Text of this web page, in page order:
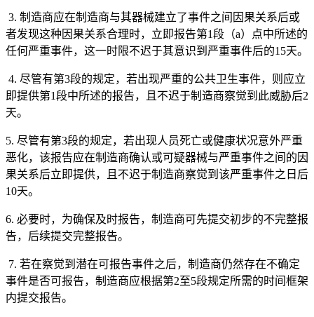
3. 制造商应在制造商与其器械建立了事件之间因果关系后或
者发现这种因果关系合理时，立即报告第1段（a）点中所述的
任何严重事件，这一时限不迟于其意识到严重事件后的15天。
4. 尽管有第3段的规定，若出现严重的公共卫生事件，则应立
即提供第1段中所述的报告，且不迟于制造商察觉到此威胁后2
天。
5. 尽管有第3段的规定，若出现人员死亡或健康状况意外严重
恶化，该报告应在制造商确认或可疑器械与严重事件之间的因
果关系后立即提供，且不迟于制造商察觉到该严重事件之日后
10天。
6. 必要时，为确保及时报告，制造商可先提交初步的不完整报
告，后续提交完整报告。
7. 若在察觉到潜在可报告事件之后，制造商仍然存在不确定
事件是否可报告，制造商应根据第2至5段规定所需的时间框架
内提交报告。